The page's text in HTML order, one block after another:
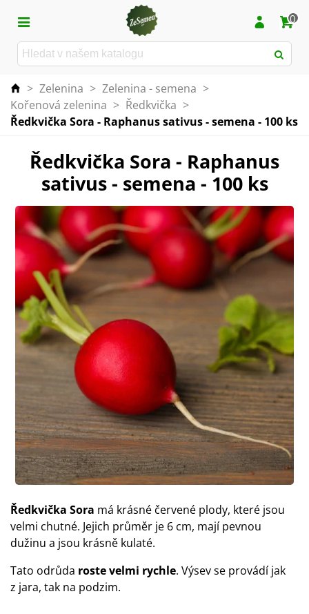
0
> Zelenina > Zelenina - semena >
Kořenová zelenina > Ředkvička >
Ředkvička Sora - Raphanus sativus - semena - 100 ks
Ředkvička Sora - Raphanus
sativus - semena - 100 ks
Ředkvička Sora má krásné červené plody, které jsou
velmi chutné. Jejich průměr je 6 cm, mají pevnou
dužinu a jsou krásně kulaté.
Tato odrůda roste velmi rychle. Výsev se provádí jak
z jara, tak na podzim.